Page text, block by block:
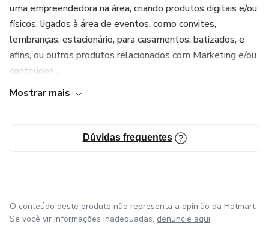
uma empreendedora na área, criando produtos digitais e/ou
físicos, ligados à área de eventos, como convites,
lembranças, estacionário, para casamentos, batizados, e
afins, ou outros produtos relacionados com Marketing e/ou
conteúdos...
Mostrar mais
Dúvidas frequentes
O conteúdo deste produto não representa a opinião da Hotmart.
Se você vir informações inadequadas, denuncie aqui